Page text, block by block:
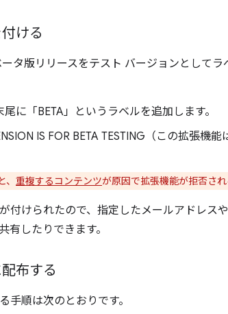
ける
タ版リリースをテスト バージョンとして
尾に「BETA」というラベルを追加します。
IS FOR BETA TESTING（この拡張機
重複するコンテンツが原因で拡張機能が拒否され
付けられたので、指定したメールアドレス
有したりできます。
布する
手順は次のとおりです。